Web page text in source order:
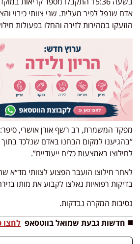
אדם שנפל לפיר מעלית. שני צוותי כיבוי
הוזעקו במהירות לזירה והחלו בפעולות
מפקד המשמרת, רב רשף אורן אושרי, סיפר:
“בהגיענו למקום הבחנו באדם שנלכד
לחילוצו באמצעות כלים ייעודיים”.
לאחר חילוצו הועבר הפצוע לצוותי מד״א
בדיקות רפואיות נאלצו לקבוע את מותו
נסיבות המקרה נבדקות.
◼️ חדשות גבעת שמואל בווטסאפ לחצו